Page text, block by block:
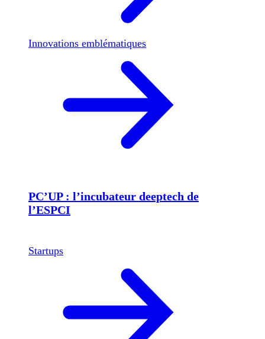
Innovations emblématiques
PC’UP : l’incubateur deeptech de
l’ESPCI
Startups